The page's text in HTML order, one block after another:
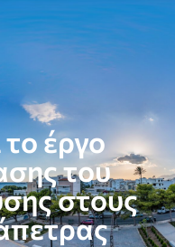
το έργο
του
στους